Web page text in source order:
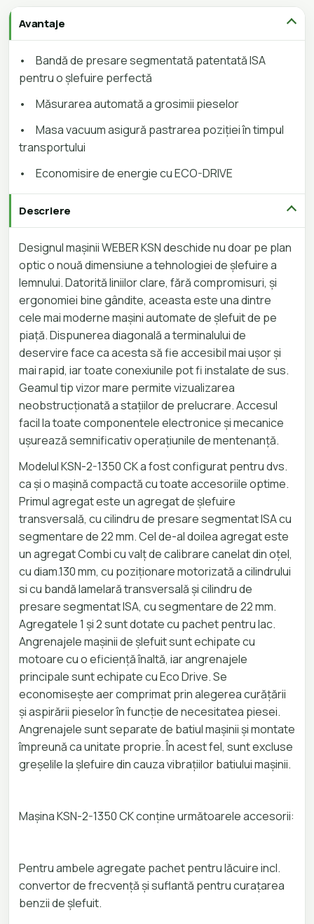
Avantaje
•
Bandă de presare segmentată patentată ISA
pentru o șlefuire perfectă
•
Măsurarea automată a grosimii pieselor
•
Masa vacuum asigură pastrarea poziției în timpul
transportului
•
Economisire de energie cu ECO-DRIVE
Descriere
Designul mașinii WEBER KSN deschide nu doar pe plan
optic o nouă dimensiune a tehnologiei de șlefuire a
lemnului. Datorită liniilor clare, fără compromisuri, și
ergonomiei bine gândite, aceasta este una dintre
cele mai moderne mașini automate de șlefuit de pe
piață. Dispunerea diagonală a terminalului de
deservire face ca acesta să fie accesibil mai ușor și
mai rapid, iar toate conexiunile pot fi instalate de sus.
Geamul tip vizor mare permite vizualizarea
neobstrucționată a stațiilor de prelucrare. Accesul
facil la toate componentele electronice și mecanice
ușurează semnificativ operațiunile de mentenanță.
Modelul KSN-2-1350 CK a fost configurat pentru dvs.
ca și o mașină compactă cu toate accesoriile optime.
Primul agregat este un agregat de șlefuire
transversală, cu cilindru de presare segmentat ISA cu
segmentare de 22 mm. Cel de-al doilea agregat este
un agregat Combi cu valț de calibrare canelat din oțel,
cu diam.130 mm, cu poziționare motorizată a cilindrului
si cu bandă lamelară transversală și cilindru de
presare segmentat ISA, cu segmentare de 22 mm.
Agregatele 1 și 2 sunt dotate cu pachet pentru lac.
Angrenajele mașinii de șlefuit sunt echipate cu
motoare cu o eficiență înaltă, iar angrenajele
principale sunt echipate cu Eco Drive. Se
economisește aer comprimat prin alegerea curățării
și aspirării pieselor în funcție de necesitatea piesei.
Angrenajele sunt separate de batiul mașinii și montate
împreună ca unitate proprie. În acest fel, sunt excluse
greșelile la șlefuire din cauza vibrațiilor batiului mașinii.
Mașina KSN-2-1350 CK conține următoarele accesorii:
Pentru ambele agregate pachet pentru lăcuire incl.
convertor de frecvență și suflantă pentru curațarea
benzii de șlefuit.